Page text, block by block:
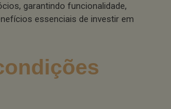
garantindo funcionalidade,
essenciais de investir em